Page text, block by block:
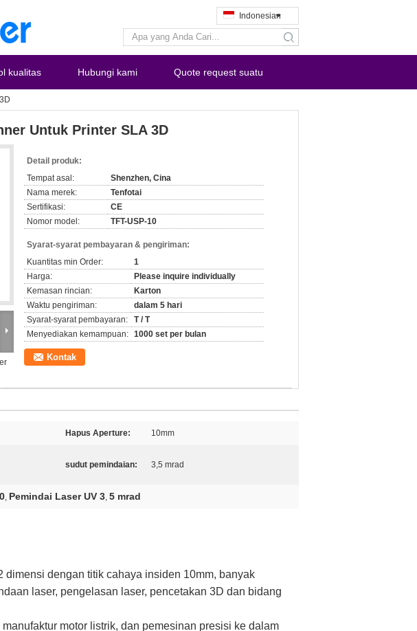
Indonesian
search
kualitas Hubungi kami Quote request suatu
Untuk Printer SLA 3D
Detail produk:
Tempat asal:
Shenzhen, Cina
Nama merek:
Tenfotai
Sertifikasi:
CE
Nomor model:
TFT-USP-10
Syarat-syarat pembayaran & pengiriman:
Kuantitas min Order:
1
Harga:
Please inquire individually
Kemasan rincian:
Karton
Waktu pengiriman:
dalam 5 hari
Syarat-syarat pembayaran:
T / T
Menyediakan kemampuan: 1000 set per bulan
Kontak
Hapus Aperture: 10mm
sudut pemindaian: 3,5 mrad
, Pemindai Laser UV 3, 5 mrad
dengan titik cahaya insiden 10mm, banyak
laser, pengelasan laser, pencetakan 3D dan bidang
motor listrik, dan pemesinan presisi ke dalam